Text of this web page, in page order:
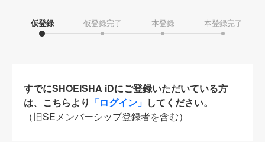
仮登録 仮登録完了 本登録 本登録完了
すでにSHOEISHA iDにご登録いただいている方
は、こちらより 「ログイン」 してください。
（旧SEメンバーシップ登録者を含む）